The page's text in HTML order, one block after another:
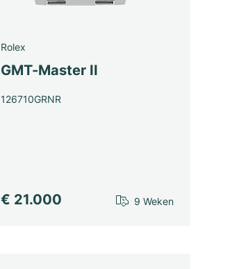
Rolex
GMT-Master II
126710GRNR
€ 21.000 9 Weken